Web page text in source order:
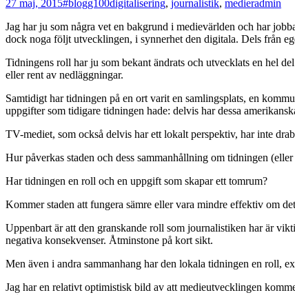
27 maj, 2015#blogg100digitalisering, journalistik, medieradmin
Jag har ju som några vet en bakgrund i medievärlden och har
dock noga följt utvecklingen, i synnerhet den digitala. Dels från
Tidningens roll har ju som bekant ändrats och utvecklats en hel
eller rent av nedläggningar.
Samtidigt har tidningen på en ort varit en samlingsplats, en
uppgifter som tidigare tidningen hade: delvis har dessa
TV-mediet, som också delvis har ett lokalt perspektiv, har inte
Hur påverkas staden och dess sammanhållning om tidningen
Har tidningen en roll och en uppgift som skapar ett tomrum?
Kommer staden att fungera sämre eller vara mindre effektiv om
Uppenbart är att den granskande roll som journalistiken har är
negativa konsekvenser. Åtminstone på kort sikt.
Men även i andra sammanhang har den lokala tidningen en roll,
Jag har en relativt optimistisk bild av att medieutvecklingen